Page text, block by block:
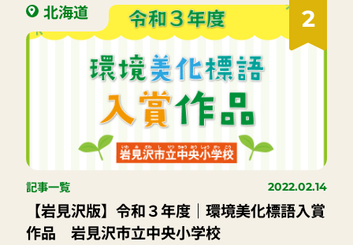
2
北海道
記事一覧 2022.02.14
【岩見沢版】令和３年度｜環境美化標語入賞
作品 岩見沢市立中央小学校